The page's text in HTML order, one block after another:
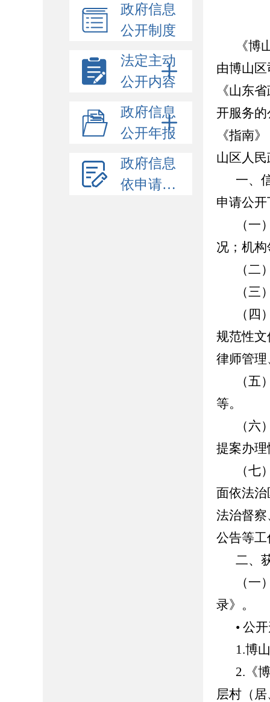
政府信息
公开制度
法定主动
公开内容
政府信息
公开年报
政府信息
依申请公开
《
由博山
《山东
开服务
《指南
山区人
一、
申请公
（
况；机
（
（
（
规范性
律师管
（
等。
（
提案办
（
面依法
法治督
公告等
二、
（
录》。
• 公
1.博
2.《
层村（